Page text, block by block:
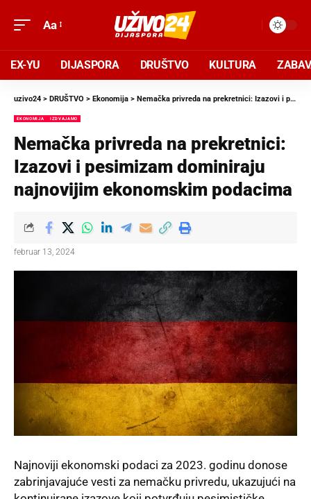
Aa
EX-YU DIJASPORA DRUŠTVO KULTURA
uzivo24 > DRUŠTVO > Ekonomija > Nemačka privreda na prekretnici: Izazovi i pesimizam dominiraju najnovijim ekonomskim podacima
EKONOMIJA IZDVAJAMO
Nemačka privreda na prekretnici:
Izazovi i pesimizam dominiraju
najnovijim ekonomskim podacima
februar 13, 2024
Najnoviji ekonomski podaci za 2023. godinu donose
zabrinjavajuće vesti za nemačku privredu, ukazujući na